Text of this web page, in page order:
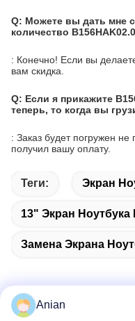
Q: Можете вы дать мне
количество
: Конечно! Если вы
вам скидка.
Q: Если я прикажите
теперь, то когда вы
: Заказ будет погружен
получил вашу оплату.
Теги: Экран
13" Экран Ноутбука
Замена Экрана
Anian